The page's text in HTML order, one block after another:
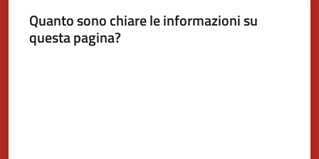
Quanto sono chiare le informazioni su
questa pagina?